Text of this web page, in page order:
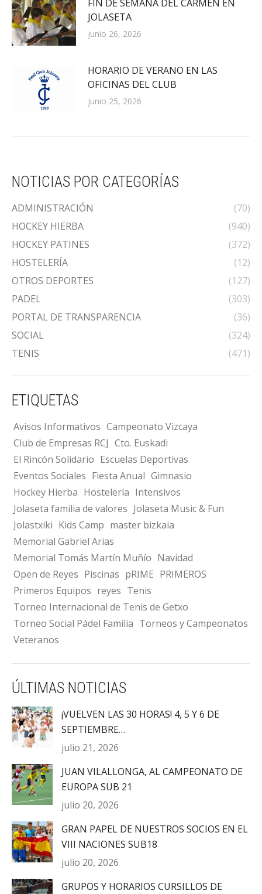
FIN DE SEMANA DEL CARMEN EN
JOLASETA
junio 26, 2026
HORARIO DE VERANO EN LAS
OFICINAS DEL CLUB
junio 25, 2026
NOTICIAS POR CATEGORÍAS
ADMINISTRACIÓN
(70)
HOCKEY HIERBA
(940)
HOCKEY PATINES
(372)
HOSTELERÍA
(12)
OTROS DEPORTES
(127)
PADEL
(303)
PORTAL DE TRANSPARENCIA
(36)
SOCIAL
(324)
TENIS
(471)
ETIQUETAS
Avisos Informativos Campeonato Vizcaya
Club de Empresas RCJ Cto. Euskadi
El Rincón Solidario Escuelas Deportivas
Eventos Sociales Fiesta Anual Gimnasio
Hockey Hierba Hostelería Intensivos
Jolaseta familia de valores Jolaseta Music & Fun
Jolastxiki Kids Camp master bizkaia
Memorial Gabriel Arias
Memorial Tomás Martín Muñío Navidad
Open de Reyes Piscinas pRIME PRIMEROS
Primeros Equipos reyes Tenis
Torneo Internacional de Tenis de Getxo
Torneo Social Pádel Familia Torneos y Campeonatos
Veteranos
ÚLTIMAS NOTICIAS
¡VUELVEN LAS 30 HORAS! 4, 5 Y 6 DE
SEPTIEMBRE…
julio 21, 2026
JUAN VILALLONGA, AL CAMPEONATO DE
EUROPA SUB 21
julio 20, 2026
GRAN PAPEL DE NUESTROS SOCIOS EN EL
VIII NACIONES SUB18
julio 20, 2026
GRUPOS Y HORARIOS CURSILLOS DE